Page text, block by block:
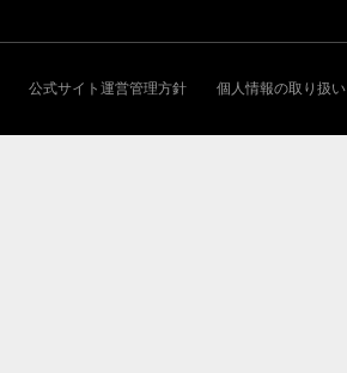
公式サイト運営管理方針 個人情報の取り扱い